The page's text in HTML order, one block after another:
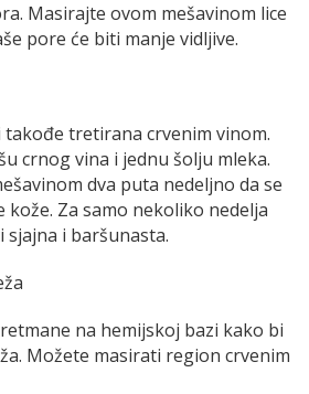
Masirajte ovom mešavinom lice
pore će biti manje vidljive.
takođe tretirana crvenim vinom.
crnog vina i jednu šolju mleka.
dva puta nedeljno da se
Za samo nekoliko nedelja
sjajna i baršunasta.
na hemijskoj bazi kako bi
Možete masirati region crvenim